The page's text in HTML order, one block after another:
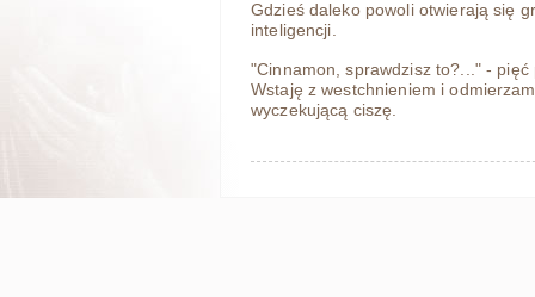
Gdzieś daleko powoli otwierają się
inteligencji.
"Cinnamon, sprawdzisz to?..." -
Wstaję z westchnieniem i
wyczekującą ciszę.